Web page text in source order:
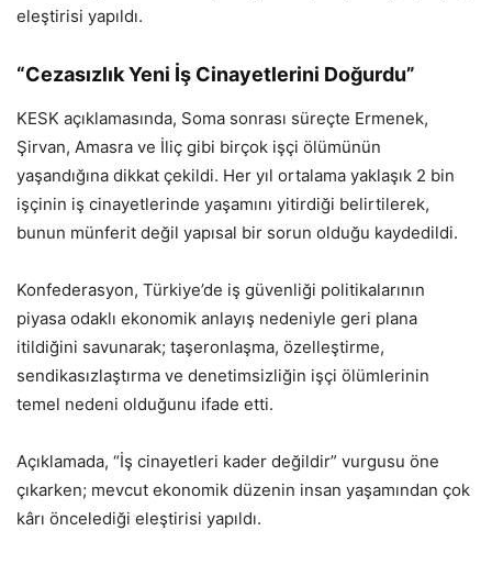
eleştirisi yapıldı.
“Cezasızlık Yeni İş Cinayetlerini Doğurdu”
KESK açıklamasında, Soma sonrası süreçte Ermenek,
Şirvan, Amasra ve İliç gibi birçok işçi ölümünün
yaşandığına dikkat çekildi. Her yıl ortalama yaklaşık 2 bin
işçinin iş cinayetlerinde yaşamını yitirdiği belirtilerek,
bunun münferit değil yapısal bir sorun olduğu kaydedildi.
Konfederasyon, Türkiye’de iş güvenliği politikalarının
piyasa odaklı ekonomik anlayış nedeniyle geri plana
itildiğini savunarak; taşeronlaşma, özelleştirme,
sendikasızlaştırma ve denetimsizliğin işçi ölümlerinin
temel nedeni olduğunu ifade etti.
Açıklamada, “İş cinayetleri kader değildir” vurgusu öne
çıkarken; mevcut ekonomik düzenin insan yaşamından çok
kârı öncelediği eleştirisi yapıldı.